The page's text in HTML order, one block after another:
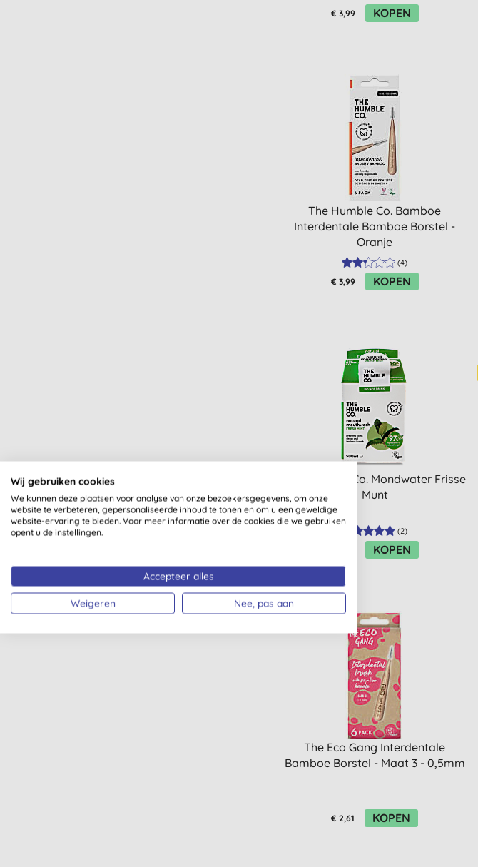
€ 3,99 KOPEN
The Humble Co. Bamboe
Interdentale Bamboe Borstel -
Oranje
(4)
€ 3,99 KOPEN
The Humble Co. Mondwater Frisse
Munt
(2)
KOPEN
The Eco Gang Interdentale
Bamboe Borstel - Maat 3 - 0,5mm
€ 2,61 KOPEN
Wij gebruiken cookies
We kunnen deze plaatsen voor analyse van onze bezoekersgegevens, om onze
website te verbeteren, gepersonaliseerde inhoud te tonen en om u een geweldige
website-ervaring te bieden. Voor meer informatie over de cookies die we gebruiken
opent u de instellingen.
Accepteer alles
Weigeren Nee, pas aan